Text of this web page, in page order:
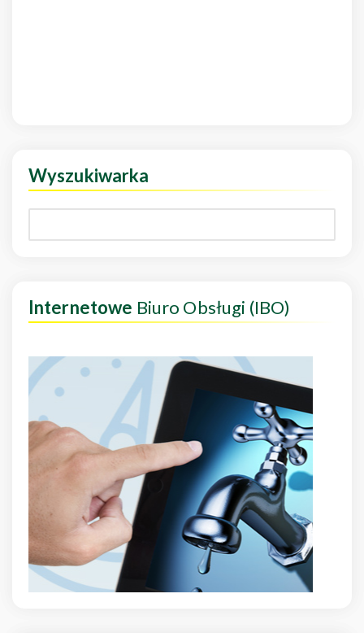
Wyszukiwarka
Internetowe Biuro Obsługi (IBO)